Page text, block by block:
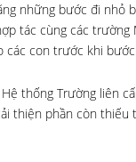
những bước đi nhỏ
tác cùng các
các con trước khi
thống Trường liên
thiện phần còn